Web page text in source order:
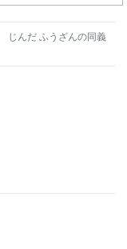
じんだ ふうざんの同義